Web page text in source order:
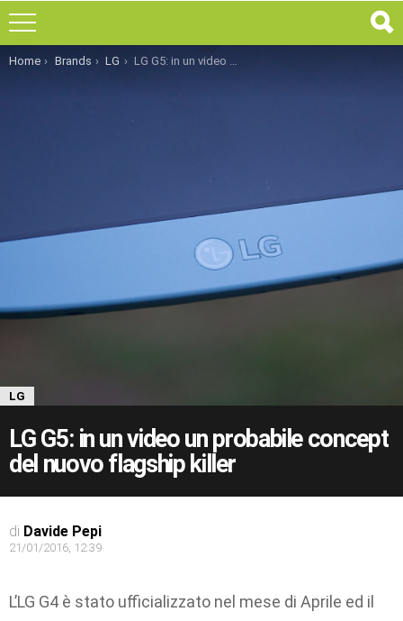
You are here:
Home Brands LG LG G5: in un video un probabile concept del nuovo flagship killer
LG
LG G5: in un video un probabile concept
del nuovo flagship killer
di Davide Pepi
21/01/2016, 12:39
L’LG G4 è stato ufficializzato nel mese di Aprile ed il